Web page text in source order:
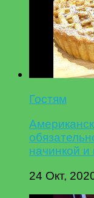
Гостям
начинкой
24 Окт,